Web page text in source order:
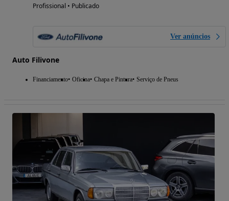
Profissional • Publicado
Ver anúncios
Auto Filivone
Financiamento Oficina Chapa e Pintura Serviço de Pneus